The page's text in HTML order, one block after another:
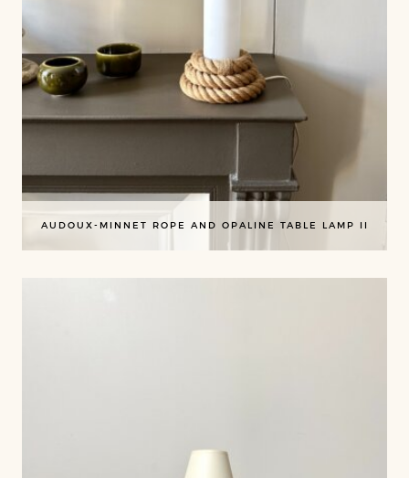
AUDOUX-MINNET ROPE AND OPALINE TABLE LAMP II